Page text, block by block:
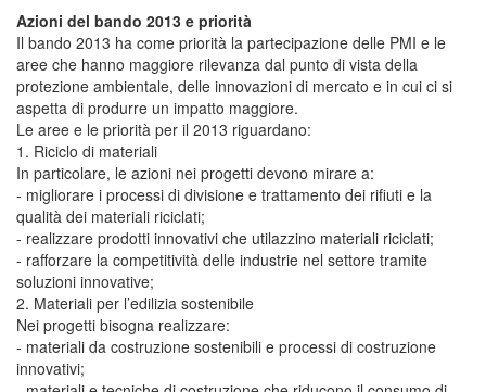
Azioni del bando 2013 e priorità
Il bando 2013 ha come priorità la partecipazione delle PMI e le
aree che hanno maggiore rilevanza dal punto di vista della
protezione ambientale, delle innovazioni di mercato e in cui ci si
aspetta di produrre un impatto maggiore.
Le aree e le priorità per il 2013 riguardano:
1. Riciclo di materiali
In particolare, le azioni nei progetti devono mirare a:
- migliorare i processi di divisione e trattamento dei rifiuti e la
qualità dei materiali riciclati;
- realizzare prodotti innovativi che utilazzino materiali riciclati;
- rafforzare la competitività delle industrie nel settore tramite
soluzioni innovative;
2. Materiali per l’edilizia sostenibile
Nei progetti bisogna realizzare:
- materiali da costruzione sostenibili e processi di costruzione
innovativi;